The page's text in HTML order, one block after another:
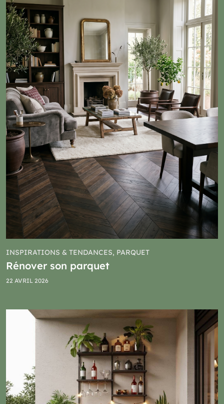
INSPIRATIONS & TENDANCES, PARQUET
Rénover son parquet
22 AVRIL 2026